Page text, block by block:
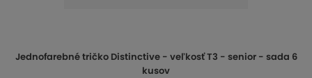
Jednofarebné tričko Distinctive - veľkosť T3 - senior - sada 6
kusov